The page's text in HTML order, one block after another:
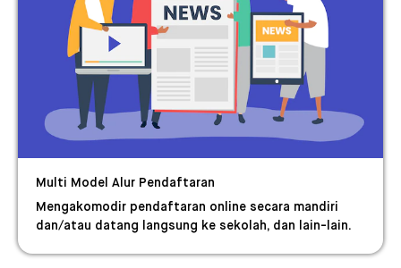
Multi Model Alur Pendaftaran
Mengakomodir pendaftaran online secara mandiri
dan/atau datang langsung ke sekolah, dan lain-lain.